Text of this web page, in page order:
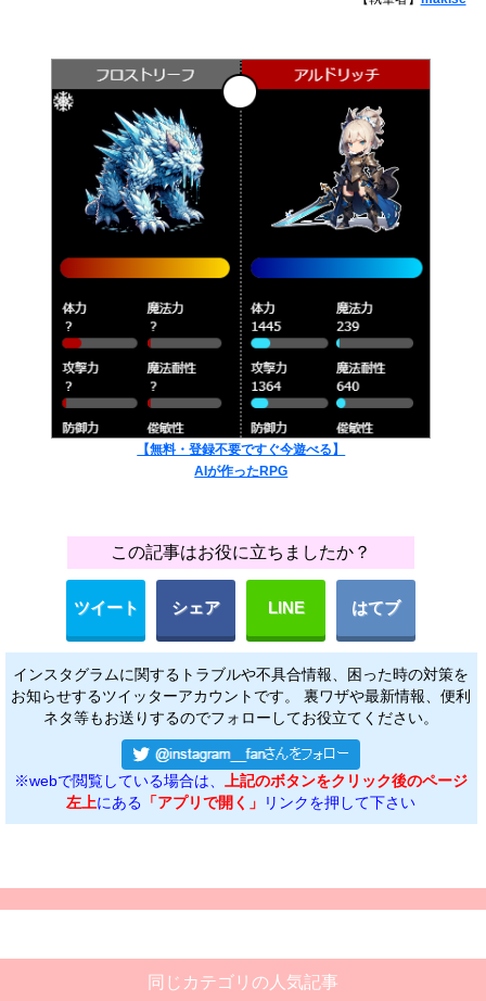
【無料・登録不要ですぐ今遊べる】
AIが作ったRPG
この記事はお役に立ちましたか？
ツイート シェア LINE はてブ
インスタグラムに関するトラブルや不具合情報、困った時の対策を
お知らせするツイッターアカウントです。 裏ワザや最新情報、便利
ネタ等もお送りするのでフォローしてお役立てください。
※webで閲覧している場合は、
上記のボタンをクリック後のページ
左上にある 「アプリで開く」 リンクを押して下さい
同じカテゴリの人気記事